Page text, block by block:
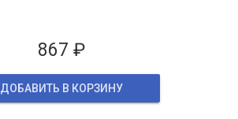
867 ₽
ДОБАВИТЬ В КОРЗИНУ